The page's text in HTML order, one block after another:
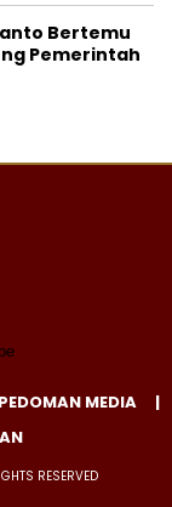
Bertemu
Pemerintah
PEDOMAN MEDIA
RESERVED